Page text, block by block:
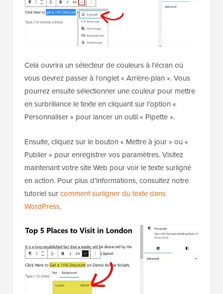
Cela ouvrira un sélecteur de couleurs à l'écran où
vous devrez passer à l'onglet « Arrière-plan ». Vous
pourrez ensuite sélectionner une couleur pour mettre
en surbrillance le texte en cliquant sur l'option «
Personnaliser » pour lancer un outil « Pipette ».
Ensuite, cliquez sur le bouton « Mettre à jour » ou «
Publier » pour enregistrer vos paramètres. Visitez
maintenant votre site Web pour voir le texte surligné
en action. Pour plus d’informations, consultez notre
tutoriel surcomment surligner du texte dans
WordPress.